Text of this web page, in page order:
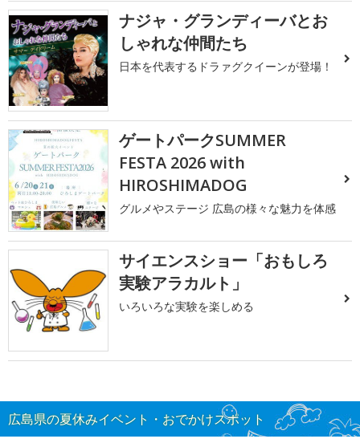
ナジャ・グランディーバとお
しゃれな仲間たち
日本を代表するドラァグクイーンが登場！
ゲートパークSUMMER
FESTA 2026 with
HIROSHIMADOG
グルメやステージ 広島の様々な魅力を体感
サイエンスショー「おもしろ
実験アラカルト」
いろいろな実験を楽しめる
広島県の夏休みイベント・おでかけスポット